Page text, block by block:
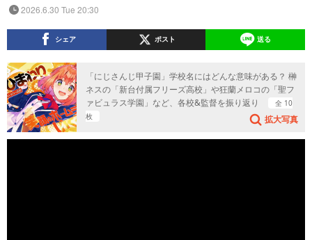
2026.6.30 Tue 20:30
シェア ポスト 送る
「にじさんじ甲子園」学校名にはどんな意味がある？ 榊
ネスの「新台付属フリーズ高校」や狂蘭メロコの「聖フ
ァビュラス学園」など、各校&監督を振り返り
全 10
枚
拡大写真